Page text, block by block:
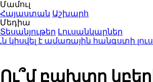
Մամուլ
Հայաստան Աշխարհ
Մեդիա
Տեսանյութեր Լուսանկարներ
է ամառային հանգստի
Ու՞մ բախտը